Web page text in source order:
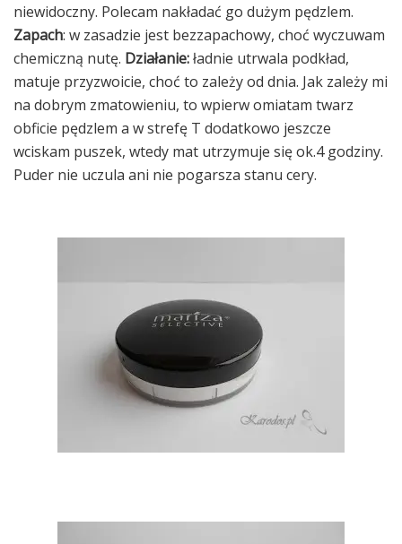
niewidoczny. Polecam nakładać go dużym pędzlem.
Zapach: w zasadzie jest bezzapachowy, choć wyczuwam
chemiczną nutę. Działanie:ładnie utrwala podkład,
matuje przyzwoicie, choć to zależy od dnia. Jak zależy mi
na dobrym zmatowieniu, to wpierw omiatam twarz
obficie pędzlem a w strefę T dodatkowo jeszcze
wciskam puszek, wtedy mat utrzymuje się ok.4 godziny.
Puder nie uczula ani nie pogarsza stanu cery.